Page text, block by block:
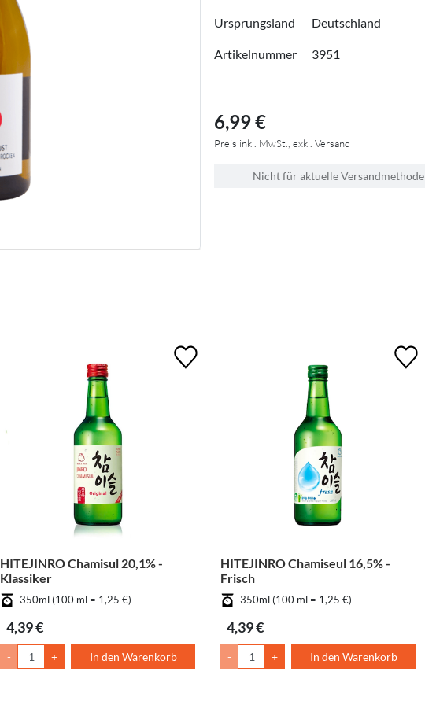
Ursprungsland Deutschland
Artikelnummer 3951
6,99 €
Preis inkl. MwSt., exkl. Versand
Nicht für aktuelle Versandmethode
HITEJINRO Chamisul 20,1% -
Klassiker
350ml (100 ml = 1,25 €)
4,39 €
- + In den Warenkorb
HITEJINRO Chamiseul 16,5% -
Frisch
350ml (100 ml = 1,25 €)
4,39 €
- + In den Warenkorb